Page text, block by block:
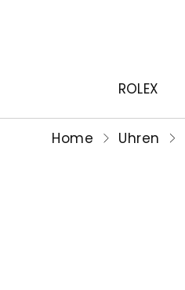
ROLEX
Home Uhren